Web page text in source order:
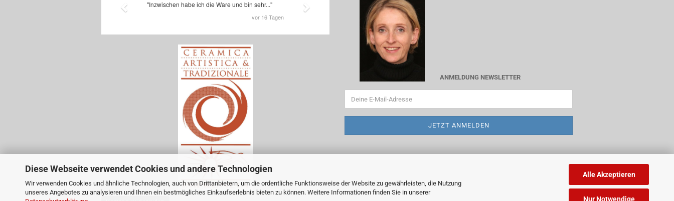
Diese Webseite verwendet Cookies und andere Technologien
Wir verwenden Cookies und ähnliche Technologien, auch von Drittanbietern, um die ordentliche Funktionsweise der Website zu gewährleisten, die Nutzung
unseres Angebotes zu analysieren und Ihnen ein bestmögliches Einkaufserlebnis bieten zu können. Weitere Informationen finden Sie in unserer
Alle Akzeptieren
Nur Notwendige
ANMELDUNG NEWSLETTER